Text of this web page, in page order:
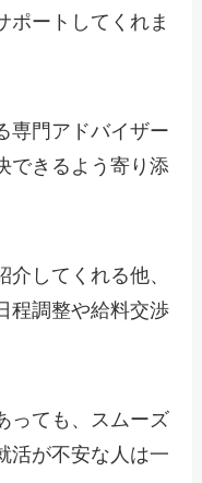
ポートしてくれま
専門アドバイザー
できるよう寄り添
してくれる他、
程調整や給料交渉
っても、スムーズ
活が不安な人は一